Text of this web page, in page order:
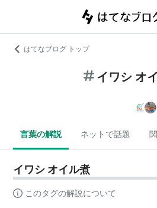
はてなブログ トップ
イワシ オ
言葉の解説 ネットで話題
イワシ オイル煮
このタグの解説について